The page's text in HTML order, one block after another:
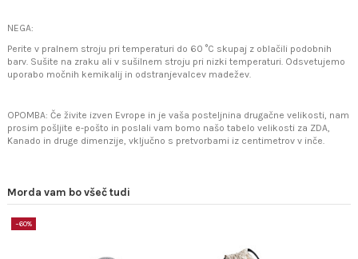
NEGA:
Perite v pralnem stroju pri temperaturi do 60 °C skupaj z oblačili podobnih
barv. Sušite na zraku ali v sušilnem stroju pri nizki temperaturi. Odsvetujemo
uporabo močnih kemikalij in odstranjevalcev madežev.
OPOMBA: Če živite izven Evrope in je vaša posteljnina drugačne velikosti, nam
prosim pošljite e-pošto in poslali vam bomo našo tabelo velikosti za ZDA,
Kanado in druge dimenzije, vključno s pretvorbami iz centimetrov v inče.
Morda vam bo všeč tudi
−60%